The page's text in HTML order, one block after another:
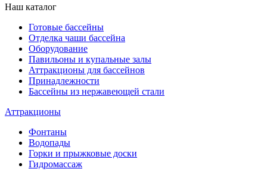
Наш каталог
Готовые бассейны
Отделка чаши бассейна
Оборудование
Павильоны и купальные залы
Аттракционы для бассейнов
Принадлежности
Бассейны из нержавеющей стали
Аттракционы
Фонтаны
Водопады
Горки и прыжковые доски
Гидромассаж